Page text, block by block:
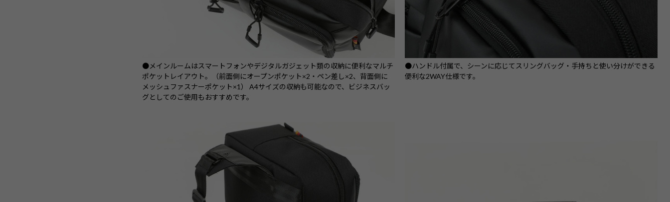
●メインルームはスマートフォンやデジタルガジェット類の収納に便利なマルチ
ポケットレイアウト。（前面側にオープンポケット×2・ペン差し×2、背面側に
メッシュファスナーポケット×1） A4サイズの収納も可能なので、ビジネスバッ
グとしてのご使用もおすすめです。
●ハンドル付属で、シーンに応じてスリングバッグ・手持ちと使い分けができる
便利な2WAY仕様です。